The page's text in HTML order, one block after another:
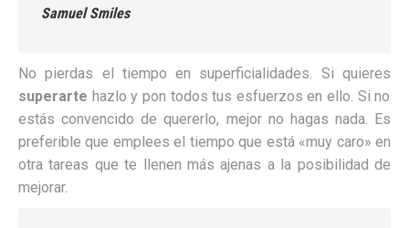
Samuel Smiles
No pierdas el tiempo en superficialidades. Si quieres
superarte hazlo y pon todos tus esfuerzos en ello. Si no
estás convencido de quererlo, mejor no hagas nada. Es
preferible que emplees el tiempo que está «muy caro» en
otra tareas que te llenen más ajenas a la posibilidad de
mejorar.